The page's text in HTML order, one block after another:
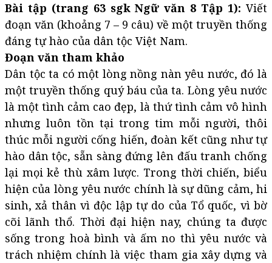
Bài tập (trang 63 sgk Ngữ văn 8 Tập 1): Viết
đoạn văn (khoảng 7 – 9 câu) về một truyền thống
đáng tự hào của dân tộc Việt Nam.
Đoạn văn tham khảo
Dân tộc ta có một lòng nồng nàn yêu nước, đó là
một truyền thống quý báu của ta. Lòng yêu nước
là một tình cảm cao đẹp, là thứ tình cảm vô hình
nhưng luôn tồn tại trong tim mỗi người, thôi
thúc mỗi người cống hiến, đoàn kết cũng như tự
hào dân tộc, sẵn sàng đứng lên đấu tranh chống
lại mọi kẻ thù xâm lược. Trong thời chiến, biểu
hiện của lòng yêu nước chính là sự dũng cảm, hi
sinh, xả thân vì độc lập tự do của Tổ quốc, vì bờ
cõi lãnh thổ. Thời đại hiện nay, chúng ta được
sống trong hoà bình và ấm no thì yêu nước và
trách nhiệm chính là việc tham gia xây dựng và